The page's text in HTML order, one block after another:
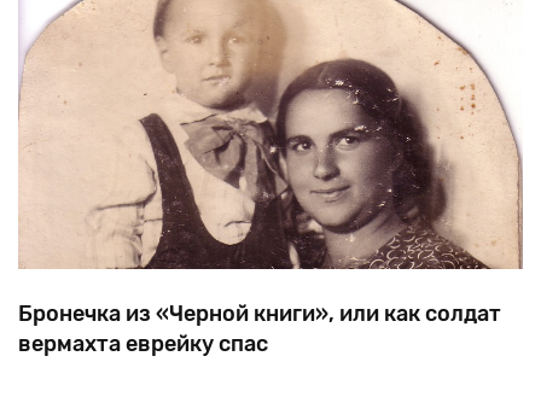
Бронечка из «Черной книги», или как солдат
вермахта еврейку спас